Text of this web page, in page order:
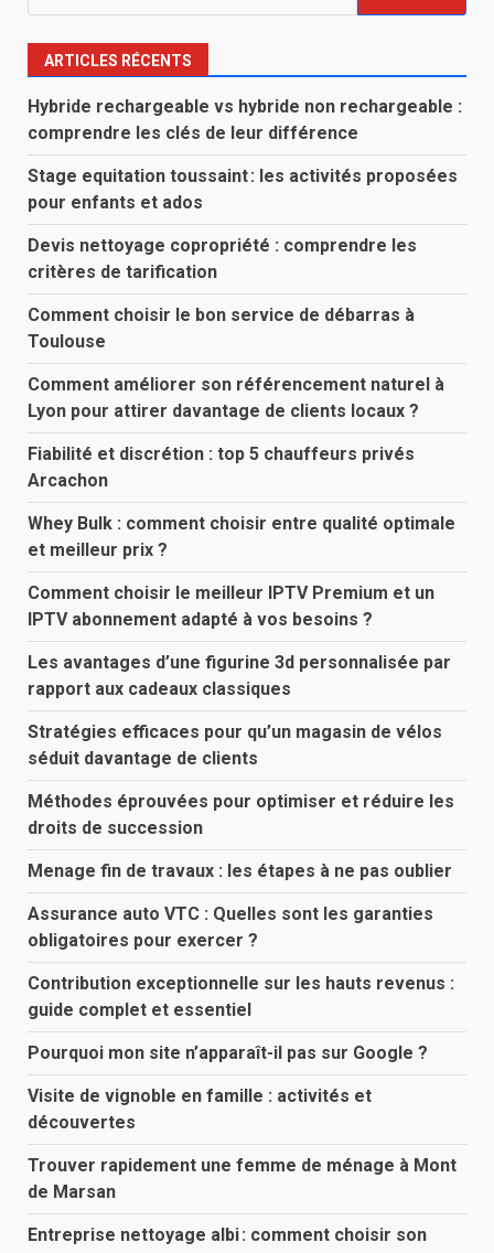
ARTICLES RÉCENTS
Hybride rechargeable vs hybride non rechargeable :
comprendre les clés de leur différence
Stage equitation toussaint : les activités proposées
pour enfants et ados
Devis nettoyage copropriété : comprendre les
critères de tarification
Comment choisir le bon service de débarras à
Toulouse
Comment améliorer son référencement naturel à
Lyon pour attirer davantage de clients locaux ?
Fiabilité et discrétion : top 5 chauffeurs privés
Arcachon
Whey Bulk : comment choisir entre qualité optimale
et meilleur prix ?
Comment choisir le meilleur IPTV Premium et un
IPTV abonnement adapté à vos besoins ?
Les avantages d’une figurine 3d personnalisée par
rapport aux cadeaux classiques
Stratégies efficaces pour qu’un magasin de vélos
séduit davantage de clients
Méthodes éprouvées pour optimiser et réduire les
droits de succession
Menage fin de travaux : les étapes à ne pas oublier
Assurance auto VTC : Quelles sont les garanties
obligatoires pour exercer ?
Contribution exceptionnelle sur les hauts revenus :
guide complet et essentiel
Pourquoi mon site n’apparaît-il pas sur Google ?
Visite de vignoble en famille : activités et
découvertes
Trouver rapidement une femme de ménage à Mont
de Marsan
Entreprise nettoyage albi : comment choisir son